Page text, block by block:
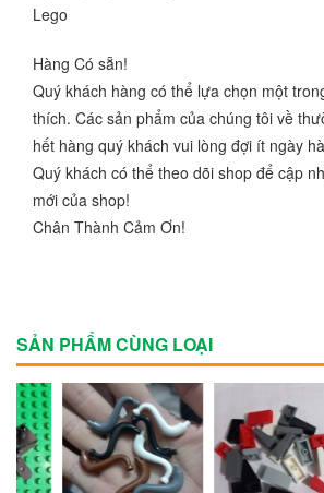
Lego
Hàng Có sẵn!
Quý khách hàng có thể lựa chọn một
thích. Các sản phẩm của chúng tôi về
hết hàng quý khách vui lòng đợi ít ngày
Quý khách có thể theo dõi shop để cập
mới của shop!
Chân Thành Cảm Ơn!
SẢN PHẨM CÙNG LOẠI